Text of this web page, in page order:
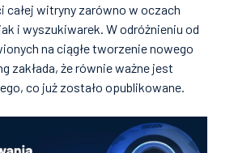
całej witryny zarówno w oczach
i wyszukiwarek. W odróżnieniu od
na ciągłe tworzenie nowego
zakłada, że równie ważne jest
co już zostało opublikowane.